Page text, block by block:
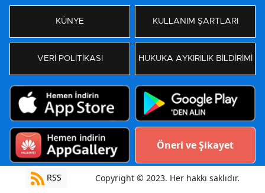
KÜNYE KULLANIM ŞARTLARI
VERİ POLİTİKASI HUKUKA AYKIRILIK BİLDİRİMİ
Öneri ve Şikayet
RSS Copyright © 2023. Her hakkı saklıdır.